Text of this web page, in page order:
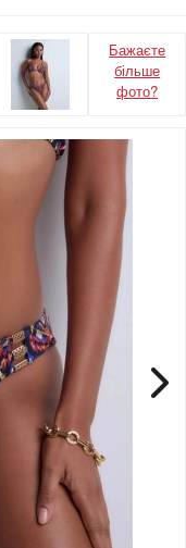
Бажаєте
більше
фото?